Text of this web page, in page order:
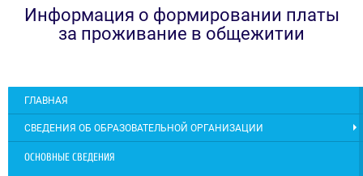
Информация о формировании платы
за проживание в общежитии
ГЛАВНАЯ
СВЕДЕНИЯ ОБ ОБРАЗОВАТЕЛЬНОЙ ОРГАНИЗАЦИИ
ОСНОВНЫЕ СВЕДЕНИЯ